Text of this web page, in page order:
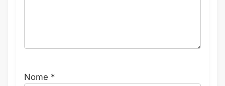
Nome *